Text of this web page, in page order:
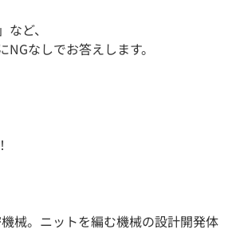
ど、
なしでお答えします。
械。ニットを編む機械の設計開発体